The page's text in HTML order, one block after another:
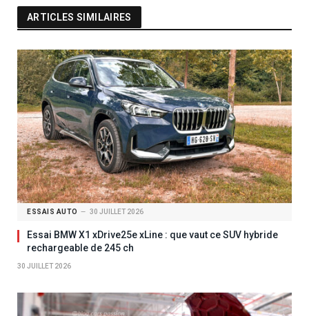
ARTICLES SIMILAIRES
ESSAIS AUTO 30 JUILLET 2026
Essai BMW X1 xDrive25e xLine : que vaut ce SUV hybride
rechargeable de 245 ch
30 JUILLET 2026